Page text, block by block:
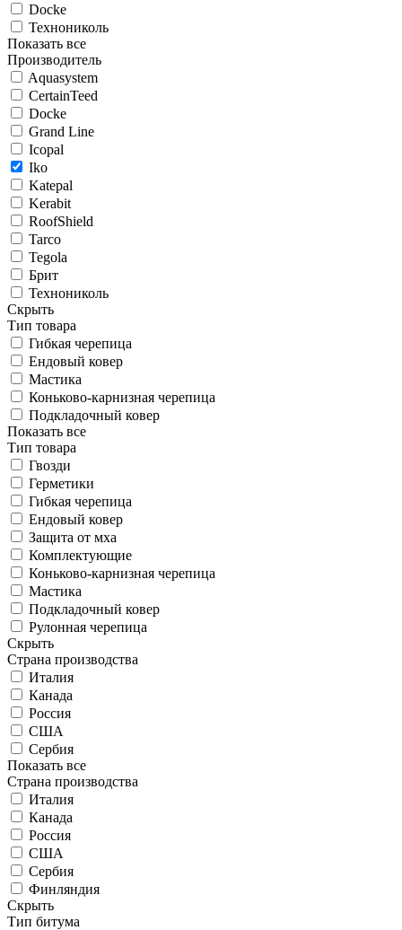
Docke
Технониколь
Показать все
Производитель
Aquasystem
CertainTeed
Docke
Grand Line
Icopal
Iko
Katepal
Kerabit
RoofShield
Tarco
Tegola
Брит
Технониколь
Скрыть
Тип товара
Гибкая черепица
Ендовый ковер
Мастика
Коньково-карнизная черепица
Подкладочный ковер
Показать все
Тип товара
Гвозди
Герметики
Гибкая черепица
Ендовый ковер
Защита от мха
Комплектующие
Коньково-карнизная черепица
Мастика
Подкладочный ковер
Рулонная черепица
Скрыть
Страна производства
Италия
Канада
Россия
США
Сербия
Показать все
Страна производства
Италия
Канада
Россия
США
Сербия
Финляндия
Скрыть
Тип битума